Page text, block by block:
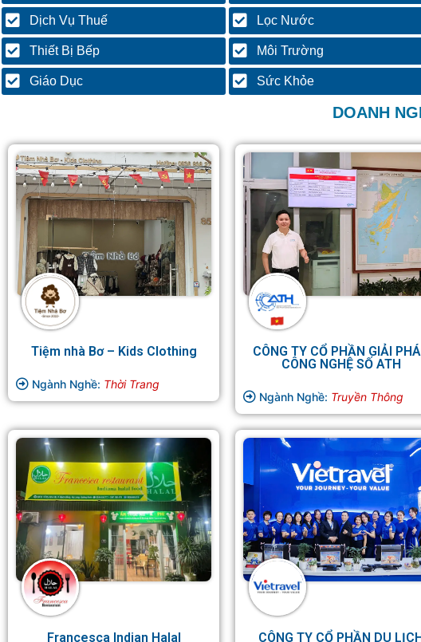
Dịch Vụ Thuế Lọc Nước
Thiết Bị Bếp Môi Trường
Giáo Dục Sức Khỏe
DOANH
Tiệm nhà Bơ – Kids Clothing
Ngành Nghề: Thời Trang
CÔNG TY CỔ PHẦN GIẢI
CÔNG NGHỆ SỐ ATH
Ngành Nghề: Truyền Thông
Francesca Indian Halal CÔNG TY CỔ PHẦN DU